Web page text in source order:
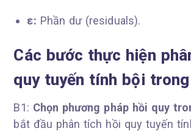
ε: Phần dư (residuals).
Các bước thực hiện
quy tuyến tính bội trong
B1: Chọn phương pháp hồi quy
bắt đầu phân tích hồi quy tuyến